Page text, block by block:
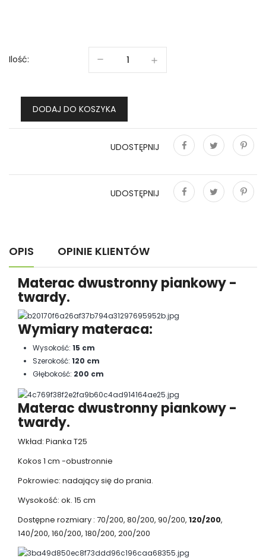
Ilość:
DODAJ DO KOSZYKA
UDOSTĘPNIJ
UdostępnijTweetuj Pinterest
UDOSTĘPNIJ
UdostępnijTweetuj Pinterest
OPIS OPINIE KLIENTÓW
Materac dwustronny piankowy -
twardy.
Wymiary materaca:
Wysokość: 15 cm
Szerokość: 120 cm
Głębokość: 200 cm
Materac dwustronny piankowy -
twardy.
Wkład: Pianka T25
Kokos 1 cm -obustronnie
Pokrowiec: nadający się do prania.
Wysokość: ok. 15 cm
Dostępne rozmiary : 70/200, 80/200, 90/200, 120/200,
140/200, 160/200, 180/200, 200/200